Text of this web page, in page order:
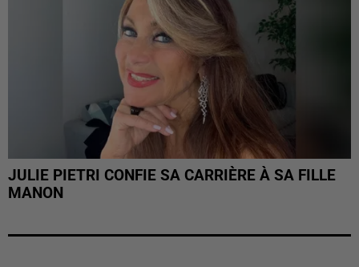
JULIE PIETRI CONFIE SA CARRIÈRE À SA FILLE
MANON